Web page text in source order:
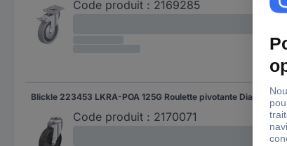
Code produit : 2169285
Blickle 223453 LKRA-POA 125G Roulette pivotante Diamètre de la roue: 125 mm Capacité de charge (max.): 120 kg 1 pc(s)
Code produit : 2170071